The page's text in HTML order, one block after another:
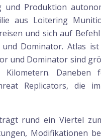
und Produktion
aus Loitering
und sich auf
Dominator. Atlas
und Dominator sind
Daneben
Replicators, die
rund ein Viertel
Modifikationen